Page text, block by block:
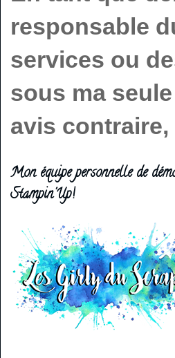
responsable
services ou
sous ma
avis
Mon équipe personnelle de
Stampin'Up!